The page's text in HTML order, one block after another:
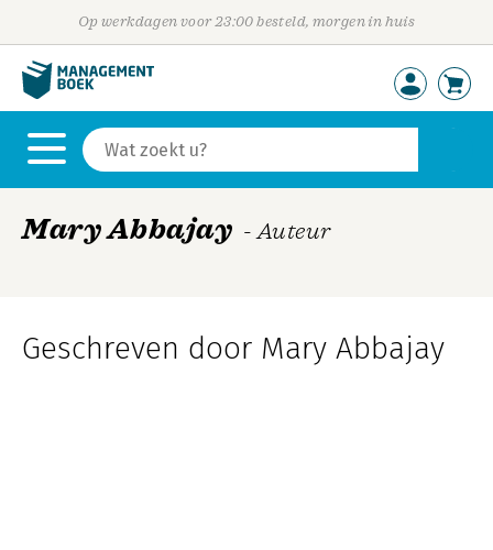
Op werkdagen voor 23:00 besteld, morgen in huis
Mary Abbajay - Auteur
Geschreven door Mary Abbajay